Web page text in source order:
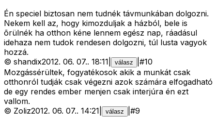
Én speciel biztosan nem tudnék távmunkában dolgozni.
Nekem kell az, hogy kimozduljak a házból, bele is
õrülnék ha otthon kéne lennem egész nap, ráadásul
idehaza nem tudok rendesen dolgozni, túl lusta vagyok
hozzá.
© shandix2012. 06. 07.. 18:11 válasz #10
Mozgássérültek, fogyatékosok akik a munkát csak
otthonról tudják csak végezni azok számára elfogadható
de egy rendes ember menjen csak interjúra én ezt
vallom.
© Zoliz2012. 06. 07.. 14:21 válasz #9